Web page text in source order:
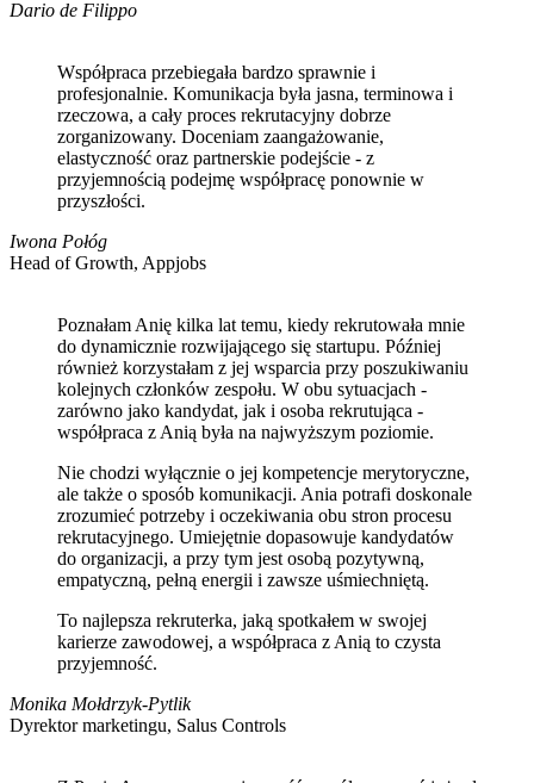
Dario de Filippo
Współpraca przebiegała bardzo sprawnie i
profesjonalnie. Komunikacja była jasna, terminowa i
rzeczowa, a cały proces rekrutacyjny dobrze
zorganizowany. Doceniam zaangażowanie,
elastyczność oraz partnerskie podejście - z
przyjemnością podejmę współpracę ponownie w
przyszłości.
Iwona Połóg
Head of Growth, Appjobs
Poznałam Anię kilka lat temu, kiedy rekrutowała mnie
do dynamicznie rozwijającego się startupu. Później
również korzystałam z jej wsparcia przy poszukiwaniu
kolejnych członków zespołu. W obu sytuacjach -
zarówno jako kandydat, jak i osoba rekrutująca -
współpraca z Anią była na najwyższym poziomie.
Nie chodzi wyłącznie o jej kompetencje merytoryczne,
ale także o sposób komunikacji. Ania potrafi doskonale
zrozumieć potrzeby i oczekiwania obu stron procesu
rekrutacyjnego. Umiejętnie dopasowuje kandydatów
do organizacji, a przy tym jest osobą pozytywną,
empatyczną, pełną energii i zawsze uśmiechniętą.
To najlepsza rekruterka, jaką spotkałem w swojej
karierze zawodowej, a współpraca z Anią to czysta
przyjemność.
Monika Mołdrzyk-Pytlik
Dyrektor marketingu, Salus Controls